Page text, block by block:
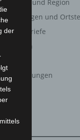
und Region
und
Leserbriefe
Menschen
uns
der